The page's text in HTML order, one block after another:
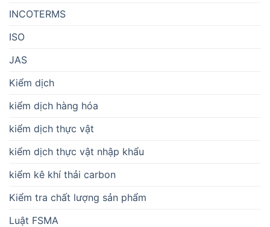
INCOTERMS
ISO
JAS
Kiểm dịch
kiểm dịch hàng hóa
kiểm dịch thực vật
kiểm dịch thực vật nhập khẩu
kiểm kê khí thải carbon
Kiểm tra chất lượng sản phẩm
Luật FSMA